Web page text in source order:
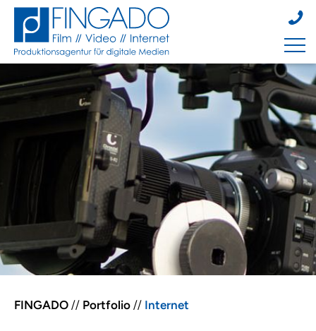
FINGADO // Portfolio // Internet